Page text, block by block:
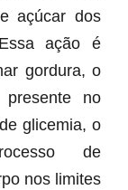
açúcar dos
ação é
gordura, o
no
glicemia, o
de
nos limites